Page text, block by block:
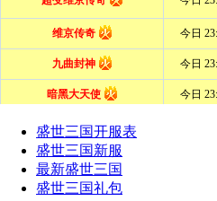
盛世三国开服表
盛世三国新服
最新盛世三国
盛世三国礼包